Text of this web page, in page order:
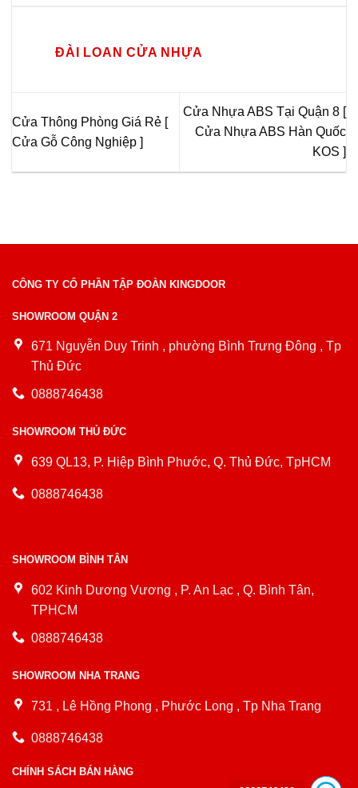
ĐÀI LOAN CỬA NHỰA
Cửa Thông Phòng Giá Rẻ [
Cửa Gỗ Công Nghiệp ]
Cửa Nhựa ABS Tại Quận 8 [
Cửa Nhựa ABS Hàn Quốc
KOS ]
CÔNG TY CỔ PHẦN TẬP ĐOÀN KINGDOOR
SHOWROOM QUẬN 2
671 Nguyễn Duy Trinh , phường Bình Trưng Đông , Tp
Thủ Đức
0888746438
SHOWROOM THỦ ĐỨC
639 QL13, P. Hiệp Bình Phước, Q. Thủ Đức, TpHCM
0888746438
SHOWROOM BÌNH TÂN
602 Kinh Dương Vương , P. An Lạc , Q. Bình Tân,
TPHCM
0888746438
SHOWROOM NHA TRANG
731 , Lê Hồng Phong , Phước Long , Tp Nha Trang
0888746438
CHÍNH SÁCH BÁN HÀNG